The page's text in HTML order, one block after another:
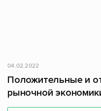
04.02.2022
Положительные и
рыночной